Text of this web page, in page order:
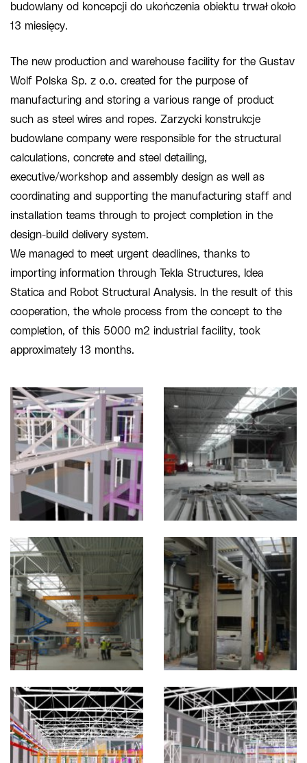
budowlany od koncepcji do ukończenia obiektu trwał około
13 miesięcy.
The new production and warehouse facility for the Gustav
Wolf Polska Sp. z o.o. created for the purpose of
manufacturing and storing a various range of product
such as steel wires and ropes. Zarzycki konstrukcje
budowlane company were responsible for the structural
calculations, concrete and steel detailing,
executive/workshop and assembly design as well as
coordinating and supporting the manufacturing staff and
installation teams through to project completion in the
design-build delivery system.
We managed to meet urgent deadlines, thanks to
importing information through Tekla Structures, Idea
Statica and Robot Structural Analysis. In the result of this
cooperation, the whole process from the concept to the
completion, of this 5000 m2 industrial facility, took
approximately 13 months.